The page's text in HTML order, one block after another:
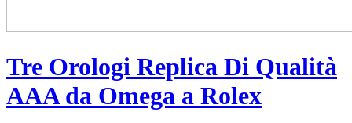
Tre Orologi Replica Di Qualità
AAA da Omega a Rolex